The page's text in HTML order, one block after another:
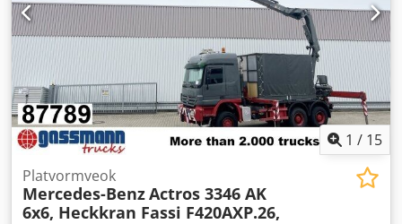
haagise haakeseade, kabiin, keskne lukustus, kraana,
täiendavad esitulede
1 / 15
Platvormveok
Mercedes-BenzActros 3346 AK
6x6, Heckkran Fassi F420AXP.26,